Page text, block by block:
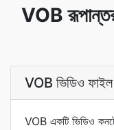
VOB রূপান্তর
VOB ভিডিও
VOB একটি ভিডিও